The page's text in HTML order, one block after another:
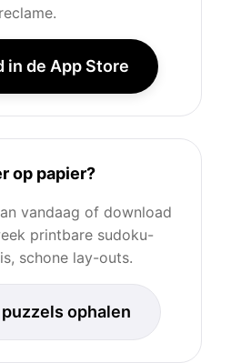
reclame.
in de App Store
op papier?
vandaag of download
printbare sudoku-
schone lay-outs.
ophalen